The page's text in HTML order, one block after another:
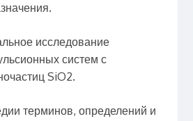
исследование
систем с
SiO2.
терминов, определений и